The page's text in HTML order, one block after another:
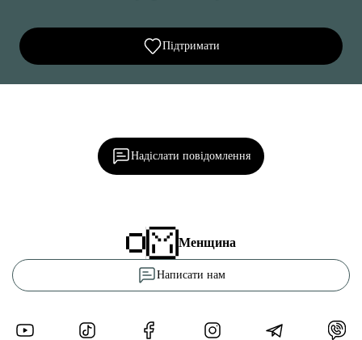
Підтримати
Надіслати повідомлення
Менщина
Написати нам